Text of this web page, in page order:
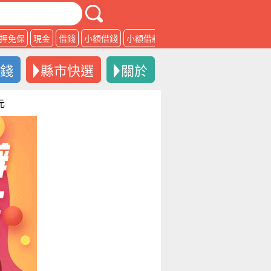
免保 現金 借錢 小額借錢 小額借款
縣市快選 關於